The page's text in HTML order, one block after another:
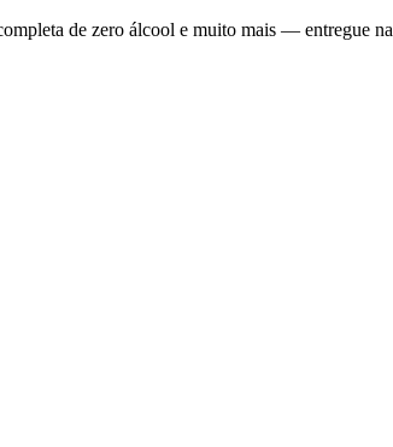
de zero álcool e muito mais — entregue